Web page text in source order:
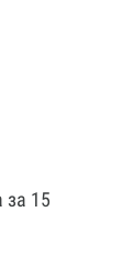
за 15